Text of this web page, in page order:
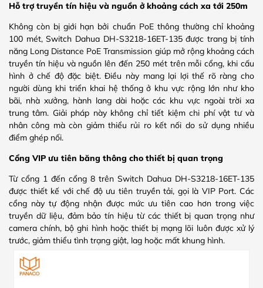
Hỗ trợ truyền tín hiệu và nguồn ở khoảng cách xa tới 250m
Không còn bị giới hạn bởi chuẩn PoE thông thường chỉ khoảng
100 mét, Switch Dahua DH-S3218-16ET-135 được trang bị tính
năng Long Distance PoE Transmission giúp mở rộng khoảng cách
truyền tín hiệu và nguồn lên đến 250 mét trên mỗi cổng, khi cấu
hình ở chế độ đặc biệt. Điều này mang lại lợi thế rõ ràng cho
người dùng khi triển khai hệ thống ở khu vực rộng lớn như kho
bãi, nhà xưởng, hành lang dài hoặc các khu vực ngoài trời xa
trung tâm. Giải pháp này không chỉ tiết kiệm chi phí vật tư và
nhân công mà còn giảm thiểu rủi ro kết nối do sử dụng nhiều
điểm ghép nối.
Cổng VIP ưu tiên băng thông cho thiết bị quan trọng
Từ cổng 1 đến cổng 8 trên Switch Dahua DH-S3218-16ET-135
được thiết kế với chế độ ưu tiên truyền tải, gọi là VIP Port. Các
cổng này tự động nhận được mức ưu tiên cao hơn trong việc
truyền dữ liệu, đảm bảo tín hiệu từ các thiết bị quan trọng như
camera chính, bộ ghi hình hoặc thiết bị mạng lõi luôn được xử lý
trước, giảm thiểu tình trạng giật, lag hoặc mất khung hình.